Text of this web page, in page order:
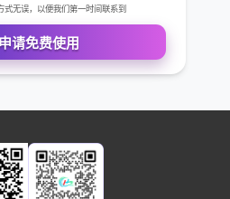
申请免费使用